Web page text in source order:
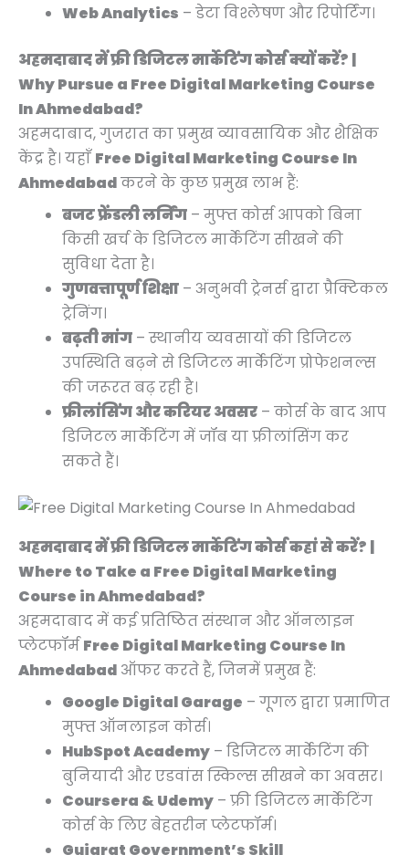
Web Analytics – डेटा विश्लेषण और रिपोर्टिंग।
अहमदाबाद में फ्री डिजिटल मार्केटिंग कोर्स क्यों करें? |
Why Pursue a Free Digital Marketing Course
In Ahmedabad?
अहमदाबाद, गुजरात का प्रमुख व्यावसायिक और शैक्षिक
केंद्र है। यहाँ Free Digital Marketing Course In
Ahmedabadकरने के कुछ प्रमुख लाभ हैं:
बजट फ्रेंडली लर्निंग – मुफ्त कोर्स आपको बिना
किसी खर्च के डिजिटल मार्केटिंग सीखने की
सुविधा देता है।
गुणवत्तापूर्ण शिक्षा – अनुभवी ट्रेनर्स द्वारा प्रैक्टिकल
ट्रेनिंग।
बढ़ती मांग – स्थानीय व्यवसायों की डिजिटल
उपस्थिति बढ़ने से डिजिटल मार्केटिंग प्रोफेशनल्स
की जरूरत बढ़ रही है।
फ्रीलांसिंग और करियर अवसर – कोर्स के बाद आप
डिजिटल मार्केटिंग में जॉब या फ्रीलांसिंग कर
सकते हैं।
अहमदाबाद में फ्री डिजिटल मार्केटिंग कोर्स कहां से करें? |
Where to Take a Free Digital Marketing
Course in Ahmedabad?
अहमदाबाद में कई प्रतिष्ठित संस्थान और ऑनलाइन
प्लेटफॉर्मFree Digital Marketing Course In
Ahmedabad ऑफर करते हैं, जिनमें प्रमुख हैं:
Google Digital Garage – गूगल द्वारा प्रमाणित
मुफ्त ऑनलाइन कोर्स।
HubSpot Academy – डिजिटल मार्केटिंग की
बुनियादी और एडवांस स्किल्स सीखने का अवसर।
Coursera & Udemy – फ्री डिजिटल मार्केटिंग
कोर्स के लिए बेहतरीन प्लेटफॉर्म।
Gujarat Government’s Skill